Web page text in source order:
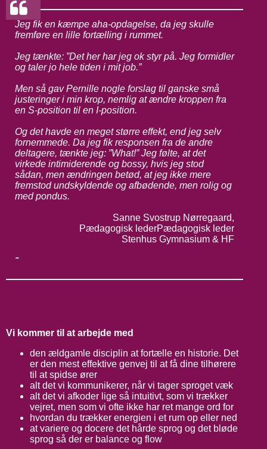
Jeg fik en kæmpe aha-opdagelse, da jeg skulle
fremføre en lille fortælling i rummet.
Jeg tænkte: ”Det her har jeg ok styr på. Jeg formidler
og taler jo hele tiden i mit job.”
Men så gav Pernille nogle forslag til ganske små
justeringer i min krop, nemlig at ændre kroppen fra
en S-position til en I-position.
Og det havde en meget større effekt, end jeg selv
fornemmede. Da jeg fik responsen fra de andre
deltagere, tænkte jeg: ”What!” Jeg følte, at det
virkede intimiderende og bossy, hvis jeg stod
sådan, men ændringen betød, at jeg ikke mere
fremstod undskyldende og afbødende, men rolig og
med pondus.
Sanne Svostrup Nørregaard,
Pædagogisk lederPædagogisk leder
Stenhus Gymnasium & HF
-
Vi kommer til at arbejde med
den ældgamle disciplin at fortælle en historie. Det
er den mest effektive genvej til at få dine tilhørere
til at spidse ører
alt det vi kommunikerer, når vi tager sproget væk
alt det vi afkoder lige så intuitivt, som vi trækker
vejret, men som vi ofte ikke har ret mange ord for
hvordan du trækker energien i et rum op eller ned
at variere og docere det hårde sprog og det bløde
sprog så der er balance og flow